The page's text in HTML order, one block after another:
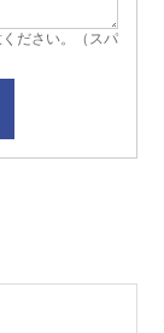
ださい。（スパ